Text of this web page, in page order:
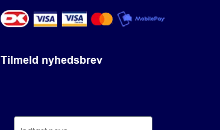
Tilmeld nyhedsbrev